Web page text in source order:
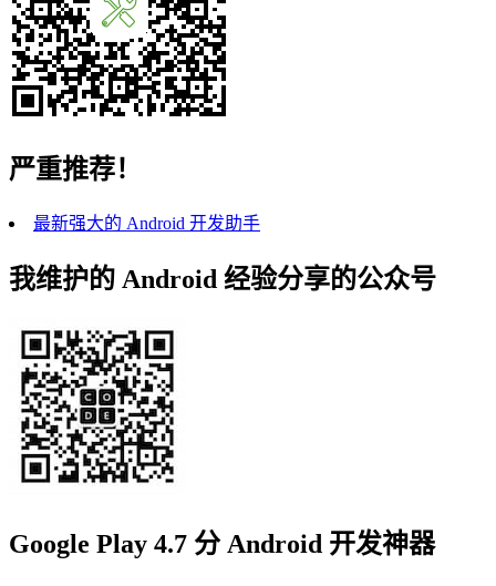
严重推荐！
最新强大的 Android 开发助手
我维护的 Android 经验分享的公众号
Google Play 4.7 分 Android 开发神器